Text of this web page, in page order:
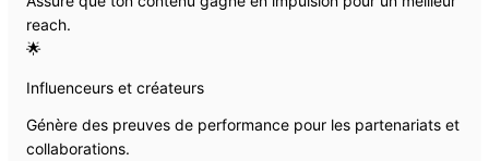
reach.
🌟
Influenceurs et créateurs
Génère des preuves de performance pour les partenariats et
collaborations.